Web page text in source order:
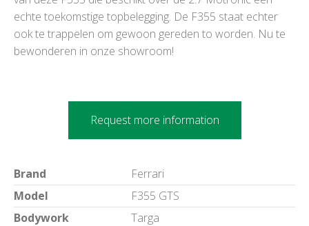
echte toekomstige topbelegging. De F355 staat echter
ook te trappelen om gewoon gereden to worden. Nu te
bewonderen in onze showroom!
Request more information
Brand
Ferrari
Model
F355 GTS
Bodywork
Targa